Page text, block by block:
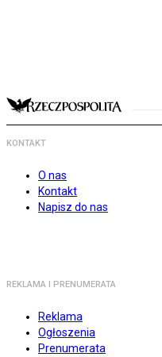
KONTAKT
O nas
Kontakt
Napisz do nas
REKLAMA I PRENUMERATA
Reklama
Ogłoszenia
Prenumerata